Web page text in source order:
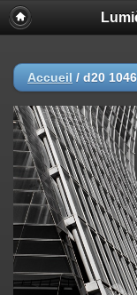
Accueil / d20